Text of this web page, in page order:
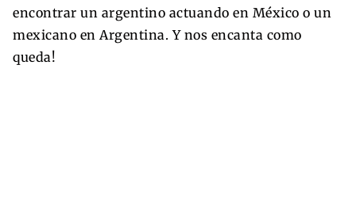
encontrar un argentino actuando en México o un
mexicano en Argentina. Y nos encanta como
queda!